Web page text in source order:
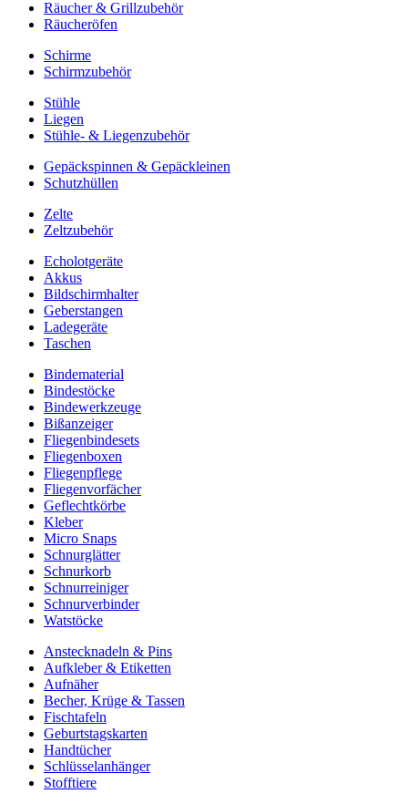
Räucher & Grillzubehör
Räucheröfen
Schirme
Schirmzubehör
Stühle
Liegen
Stühle- & Liegenzubehör
Gepäckspinnen & Gepäckleinen
Schutzhüllen
Zelte
Zeltzubehör
Echolotgeräte
Akkus
Bildschirmhalter
Geberstangen
Ladegeräte
Taschen
Bindematerial
Bindestöcke
Bindewerkzeuge
Bißanzeiger
Fliegenbindesets
Fliegenboxen
Fliegenpflege
Fliegenvorfächer
Geflechtkörbe
Kleber
Micro Snaps
Schnurglätter
Schnurkorb
Schnurreiniger
Schnurverbinder
Watstöcke
Anstecknadeln & Pins
Aufkleber & Etiketten
Aufnäher
Becher, Krüge & Tassen
Fischtafeln
Geburtstagskarten
Handtücher
Schlüsselanhänger
Stofftiere